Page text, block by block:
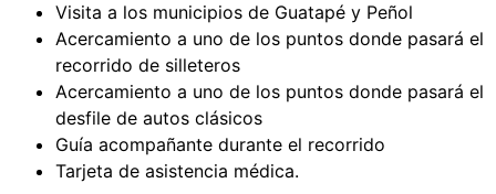
Visita a los municipios de Guatapé y Peñol
Acercamiento a uno de los puntos donde pasará el
recorrido de silleteros
Acercamiento a uno de los puntos donde pasará el
desfile de autos clásicos
Guía acompañante durante el recorrido
Tarjeta de asistencia médica.